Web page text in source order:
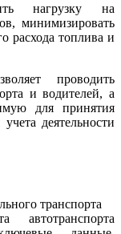
нагрузку на
минимизировать
расхода топлива и
проводить
и водителей, а
для принятия
деятельности
транспорта
автотранспорта